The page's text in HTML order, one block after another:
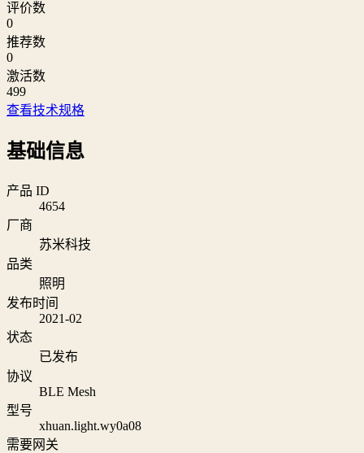
评价数
0
推荐数
0
激活数
499
查看技术规格
基础信息
产品 ID
4654
厂商
苏米科技
品类
照明
发布时间
2021-02
状态
已发布
协议
BLE Mesh
型号
xhuan.light.wy0a08
需要网关